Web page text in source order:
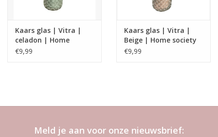
Merken
Kaars glas | Vitra |
celadon | Home
society
€9,99
Kaars glas | Vitra |
Beige | Home society
€9,99
Meld je aan voor onze nieuwsbrief: